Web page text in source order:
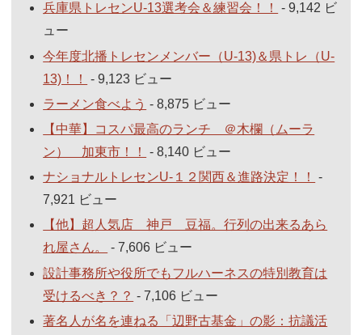
兵庫県トレセンU-13選考会＆練習会！！
- 9,142 ビ
ュー
今年度北播トレセンメンバー（U-13)＆県トレ（U-
13)！！
- 9,123 ビュー
ラーメン食べよう - 8,875 ビュー
【中華】コスパ最高のランチ ＠木欄（ムーラ
ン） 加東市！！
- 8,140 ビュー
ナショナルトレセンU-１２関西＆進路決定！！
-
7,921 ビュー
【他】超人気店 神戸 豆福。行列の出来るあら
れ屋さん。
- 7,606 ビュー
設計事務所や役所でもフルハーネスの特別教育は
受けるべき？？ - 7,106 ビュー
著名人が名を連ねる「辺野古基金」の影：抗議活